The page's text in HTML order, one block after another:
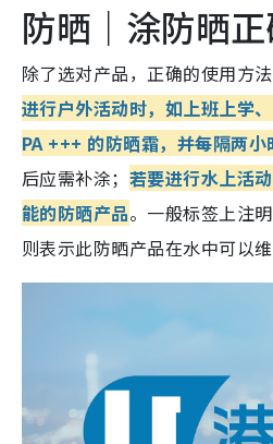
防晒｜涂防晒
除了选对产品，正确的使用方法
进行户外活动时，如上班上学
PA +++ 的防晒霜，并每隔两小
后应需补涂； 若要进行水上活
能的防晒产品。一般标签上注
则表示此防晒产品在水中可以